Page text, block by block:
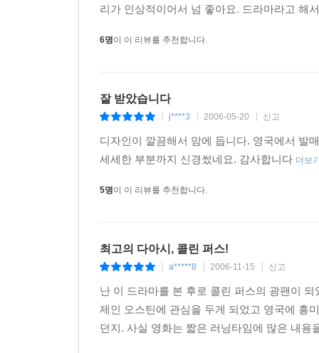
리가 인상적이어서 넘 좋아요. 드라마라고 해
6명이 이 리뷰를 추천합니다.
잘 받았습니다
j****3 2006-05-20 신고
디자인이 깔끔해서 맘에 듭니다. 영국에서 발
세세한 부분까지 신경썼네요. 감사합니다 더보
5명이 이 리뷰를 추천합니다.
최고의 다아시, 콜린 퍼스!
a*****8 2006-11-15 신고
난 이 드라마를 본 후로 콜린 퍼스의 광팬이
제인 오스틴에 관심을 두게 되었고 영국에 흥
던지. 사실 영화는 짧은 러닝타임에 많은 내